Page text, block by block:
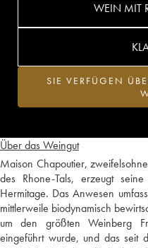
Über das Weingut
Maison Chapoutier,
des Rhone-Tals, erzeugt
Hermitage. Das Anwesen
mittlerweile biodynamisch
um den größten Weinberg
eingeführt wurde, und das seit
WEIN MIT
SIE VERFÜGEN